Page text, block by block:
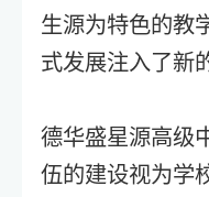
生源为特色的教
式发展注入了新
德华盛星源高级
伍的建设视为学